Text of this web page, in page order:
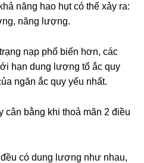
năng hao hụt có thể xảy ra:
năng lượng.
nạp phổ biến hơn, các
hạn dung lượng tổ ắc quy
ngăn ắc quy yếu nhất.
cân bằng khi thoả mãn 2 điều
có dung lượng như nhau,